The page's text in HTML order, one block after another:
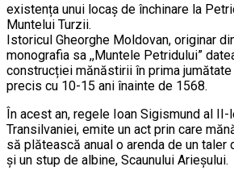
existența unui locaș de închinare la
Muntelui Turzii.
Istoricul Gheorghe Moldovan, originar
monografia sa ,,Muntele Petridului”
construcției mănăstirii în prima
precis cu 10-15 ani înainte de 1568.
În acest an, regele Ioan Sigismund al II-
Transilvaniei, emite un act prin care
să plătească anual o arenda de un taler
și un stup de albine, Scaunului Arieșului.